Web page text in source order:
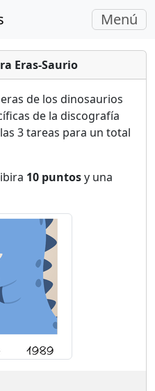
Alterna
Menú
Eras-Saurio
de los dinosaurios
de la discografía
3 tareas para un total
10 puntosy una